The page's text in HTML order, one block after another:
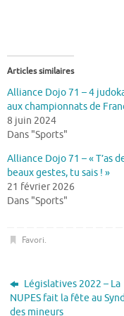
Articles similaires
Alliance Dojo 71 – 4
aux championnats de
8 juin 2024
Dans "Sports"
Alliance Dojo 71 – « T’as
beaux gestes, tu sais ! »
21 février 2026
Dans "Sports"
Favori.
Législatives 2022 – La
NUPES fait la fête au
des mineurs